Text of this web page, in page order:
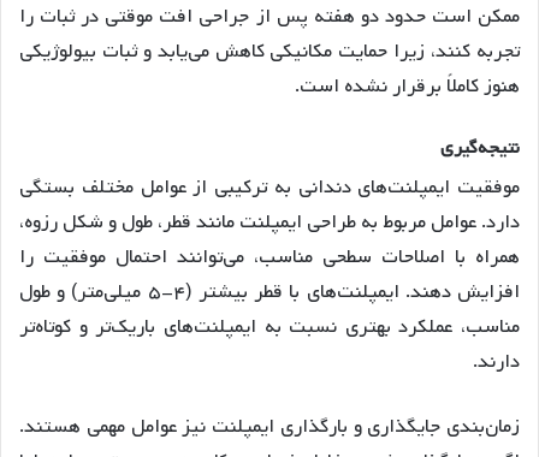
ممکن است حدود دو هفته پس از جراحی افت موقتی در ثبات را
تجربه کنند، زیرا حمایت مکانیکی کاهش می‌یابد و ثبات بیولوژیکی
هنوز کاملاً برقرار نشده است.
نتیجهگیری
موفقیت ایمپلنت‌های دندانی به ترکیبی از عوامل مختلف بستگی
دارد. عوامل مربوط به طراحی ایمپلنت مانند قطر، طول و شکل رزوه،
همراه با اصلاحات سطحی مناسب، می‌توانند احتمال موفقیت را
افزایش دهند. ایمپلنت‌های با قطر بیشتر (۴-۵ میلی‌متر) و طول
مناسب، عملکرد بهتری نسبت به ایمپلنت‌های باریک‌تر و کوتاه‌تر
دارند.
زمان‌بندی جایگذاری و بارگذاری ایمپلنت نیز عوامل مهمی هستند.